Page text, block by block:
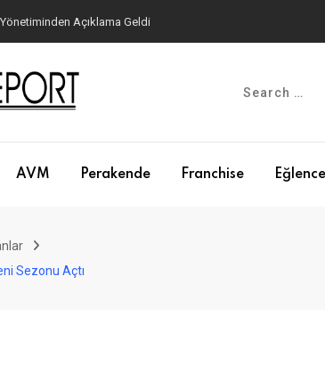
Açıklama Geldi
AVM Perakende Franchise Eğlence
Sezonu Açtı